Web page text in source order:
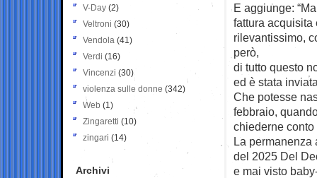
E aggiunge:
fattura
rilevantissimo,
però,
di tutto questo
ed è stata
Che potesse
febbraio,
chiederne
La permanenza
del 2025 Del
e mai visto
V-Day (2)
Veltroni (30)
Vendola (41)
Verdi (16)
Vincenzi (30)
violenza sulle donne (342)
Web (1)
Zingaretti (10)
zingari (14)
Archivi